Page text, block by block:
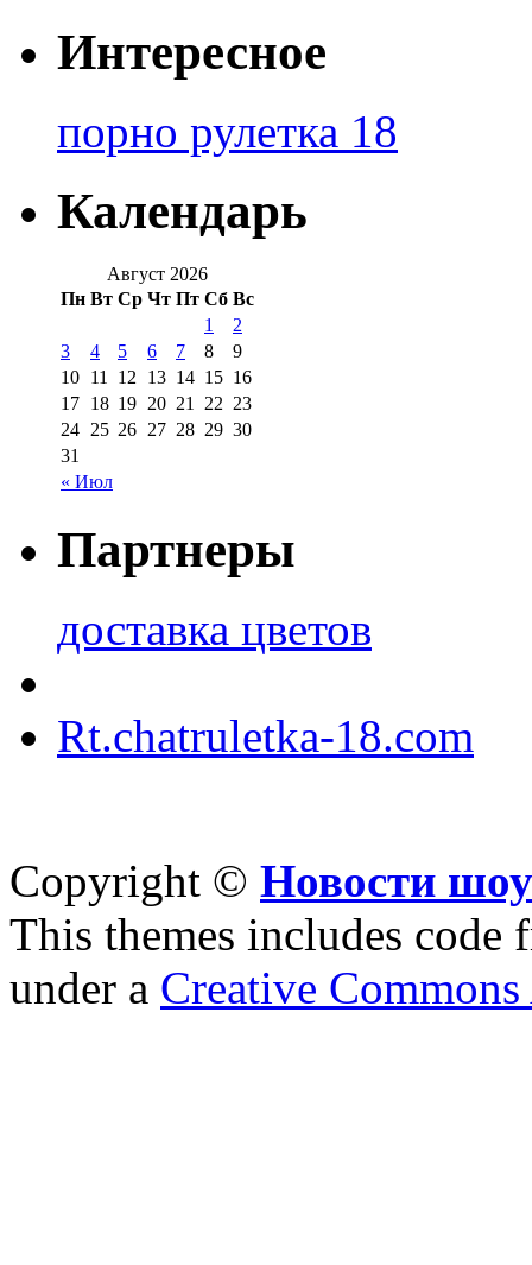
Интересное
порно рулетка 18
Календарь
Август 2026
Пн Вт Ср Чт Пт Сб Вс
« Июл
1
2
3
4 5 6 7 8
9
10 11 12 13 14 15 16
17 18 19 20 21 22 23
24 25 26 27 28 29 30
31
Партнеры
доставка цветов
Rt.chatruletka-18.com
Copyright © Новости
This themes includes code
under a Creative